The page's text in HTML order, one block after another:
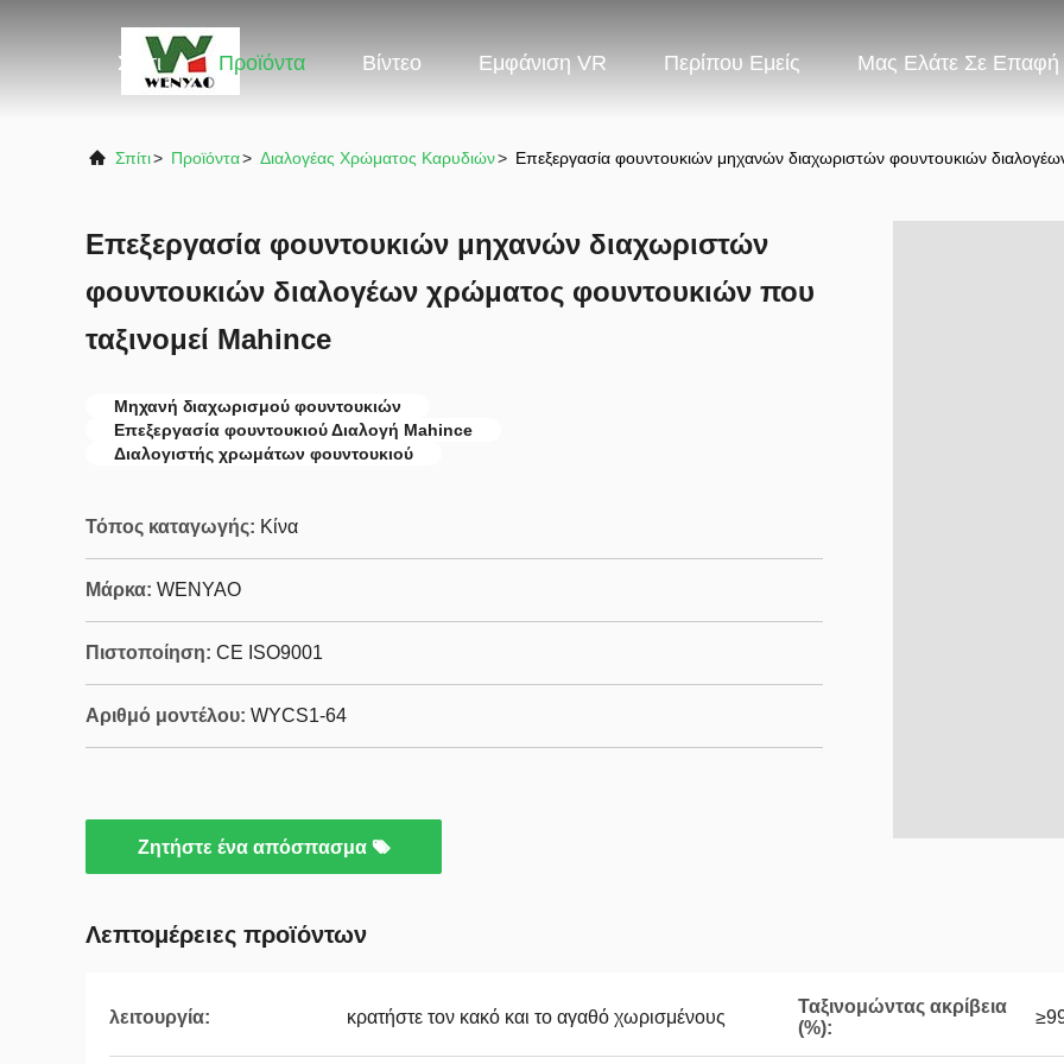
Σπίτι Προϊόντα Βίντεο Εμφάνιση VR Περίπου Εμείς Μας Ελάτε Σε
Σπίτι> Προϊόντα> Διαλογέας Χρώματος Καρυδιών> Επεξεργασία φουντουκιών μηχανών διαχωριστών φουντουκιών
Επεξεργασία φουντουκιών μηχανών διαχωριστών
φουντουκιών διαλογέων χρώματος φουντουκιών που
ταξινομεί Mahince
Μηχανή διαχωρισμού φουντουκιών
Επεξεργασία φουντουκιού Διαλογή Mahince
Διαλογιστής χρωμάτων φουντουκιού
Τόπος καταγωγής: Κίνα
Μάρκα: WENYAO
Πιστοποίηση: CE ISO9001
Αριθμό μοντέλου: WYCS1-64
Ζητήστε ένα απόσπασμα
Λεπτομέρειες προϊόντων
λειτουργία: κρατήστε τον κακό και το αγαθό χωρισμένους
Ταξινομώντας ακρίβεια
(%):